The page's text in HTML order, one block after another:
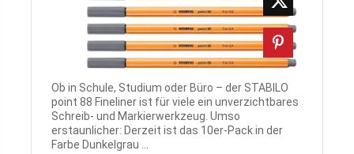
Ob in Schule, Studium oder Büro – der STABILO
point 88 Fineliner ist für viele ein unverzichtbares
Schreib- und Markierwerkzeug. Umso
erstaunlicher: Derzeit ist das 10er-Pack in der
Farbe Dunkelgrau ...